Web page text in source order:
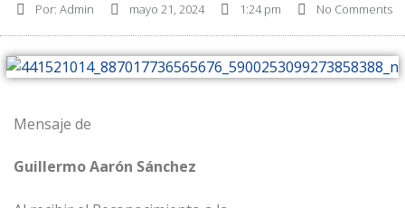
Por: Admin mayo 21, 2024 1:24 pm No Comments
Mensaje de
Guillermo Aarón Sánchez